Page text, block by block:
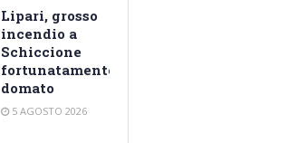
Lipari, grosso
incendio a
Schiccione
fortunatamente
domato
5 AGOSTO 2026